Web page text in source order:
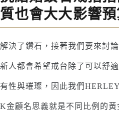
質也會大大影響
解決了鑽石，接著我們要來討
新人都會希望戒台除了可以舒
有性與璀璨，因此我們
K金顧名思義就是不同比例的